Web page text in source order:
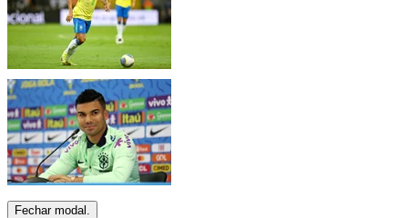
Fechar modal.